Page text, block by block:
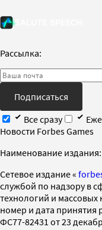
Рассылка:
Подписаться
Все сразу
Новости Forbes Games
Наименование издания:
Cетевое издание «
службой по надзору в
технологий и
номер и дата принятия
ФС77-82431 от 23